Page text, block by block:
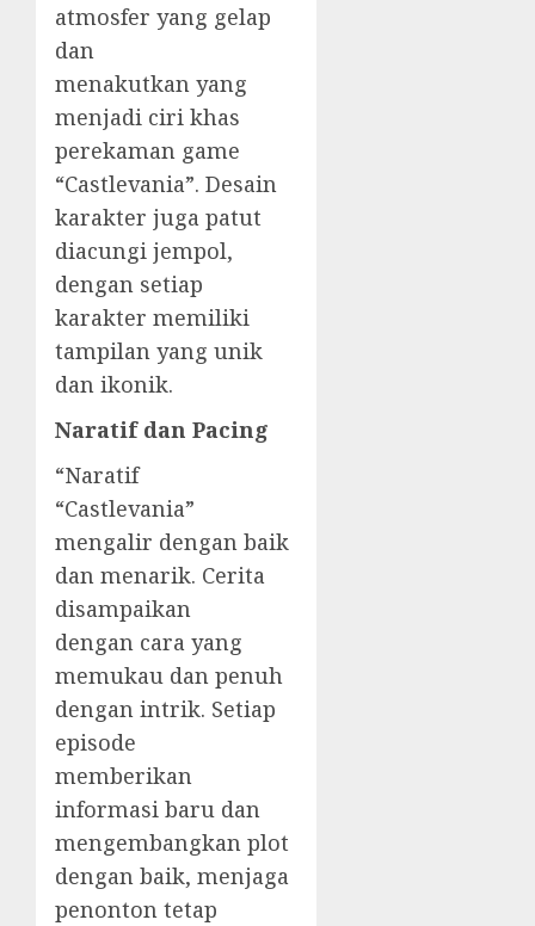
atmosfer yang gelap
dan
menakutkan yang
menjadi ciri khas
perekaman game
“Castlevania”. Desain
karakter juga patut
diacungi jempol,
dengan setiap
karakter memiliki
tampilan yang unik
dan ikonik.
Naratif dan Pacing
“Naratif
“Castlevania”
mengalir dengan baik
dan menarik. Cerita
disampaikan
dengan cara yang
memukau dan penuh
dengan intrik. Setiap
episode
memberikan
informasi baru dan
mengembangkan plot
dengan baik, menjaga
penonton tetap